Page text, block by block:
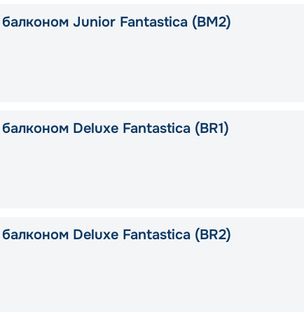
Junior Fantastica (BM2)
Deluxe Fantastica (BR1)
Deluxe Fantastica (BR2)